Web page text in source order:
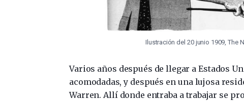
Ilustración del 20 junio 1909, The
Varios años después de llegar a Estados
acomodadas, y después en una lujosa
Warren. Allí donde entraba a trabajar se